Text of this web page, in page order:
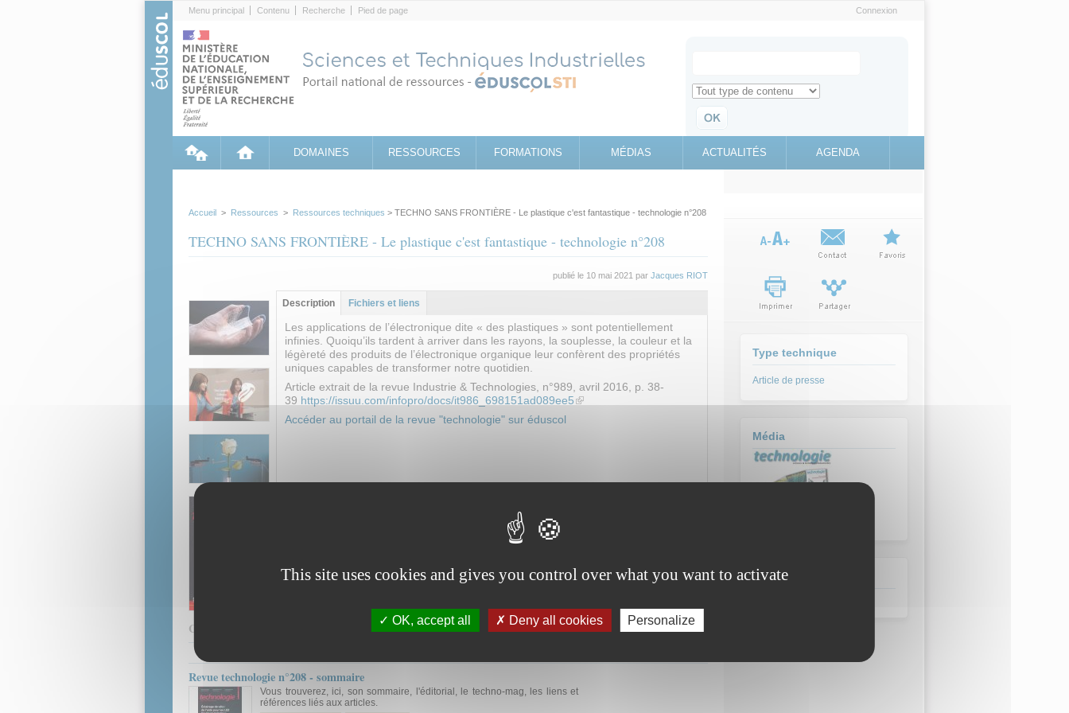
Menu principal Contenu Recherche Pied de page Connexion
Search for
Retrouvez toute l'information sur le site education.gouv.fr
DOMAINES RESSOURCES FORMATIONS MÉDIAS ACTUALITÉS AGENDA
Accueil > Ressources > Ressources techniques > TECHNO SANS FRONTIÈRE - Le plastique c'est fantastique - technologie n°208
TECHNO SANS FRONTIÈRE - Le plastique c'est fantastique - technologie n°208
publié le 10 mai 2021 par Jacques RIOT
Groupe principal
Description (onglet
actif)
Fichiers et liens
Les applications de l’électronique dite « des plastiques » sont potentiellement
infinies. Quoiqu’ils tardent à arriver dans les rayons, la souplesse, la couleur et la
légèreté des produits de l’électronique organique leur confèrent des propriétés
uniques capables de transformer notre quotidien.
Article extrait de la revue Industrie & Technologies, n°989, avril 2016, p. 38-
39 https://issuu.com/infopro/docs/it986_698151ad089ee5(link is external)
Accéder au portail de la revue "technologie" sur éduscol
Contenus associés
Revue technologie n°208 - sommaire
Vous trouverez, ici, son sommaire, l'éditorial, le techno-mag, les liens et
références liés aux articles.
Type technique
Article de presse
Média
Date de parution:
This site uses cookies and gives you control over what you want to activate
OK, accept all Deny all cookies Personalize